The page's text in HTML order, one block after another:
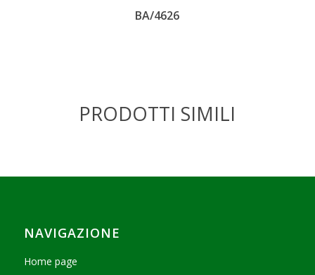
BA/4626
PRODOTTI SIMILI
NAVIGAZIONE
Home page